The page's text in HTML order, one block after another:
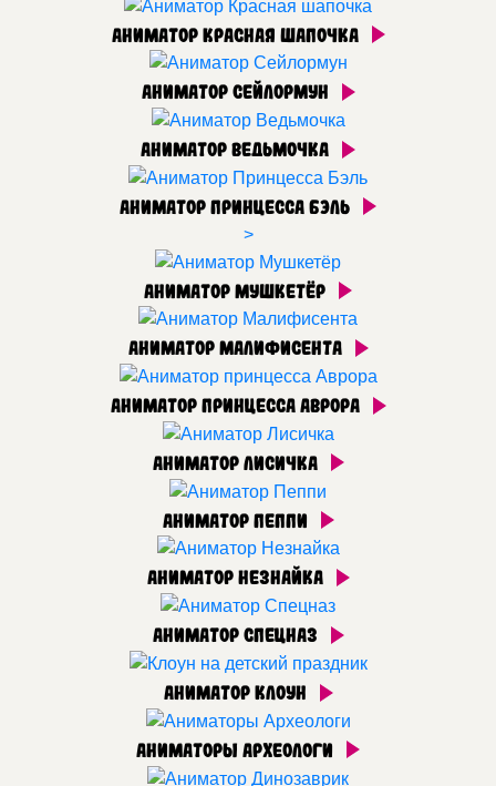
Аниматор Красная шапочка
Аниматор Сейлормун
Аниматор Ведьмочка
Аниматор Принцесса Бэль
>
Аниматор Мушкетёр
Аниматор Малифисента
Аниматор принцесса Аврора
Аниматор Лисичка
Аниматор Пеппи
Аниматор Незнайка
Аниматор Спецназ
Аниматор Клоун
Аниматоры Археологи